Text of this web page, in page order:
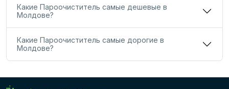
Какие Пароочиститель самые дешевые в
Молдове?
Какие Пароочиститель самые дорогие в
Молдове?